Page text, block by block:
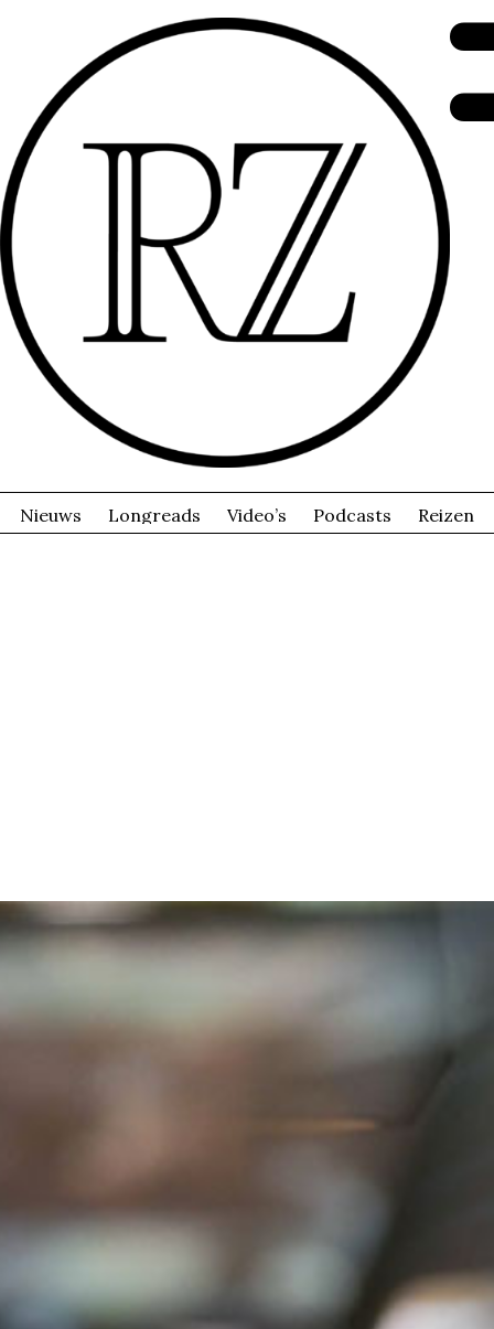
Nieuws Longreads Video’s Podcasts Reizen